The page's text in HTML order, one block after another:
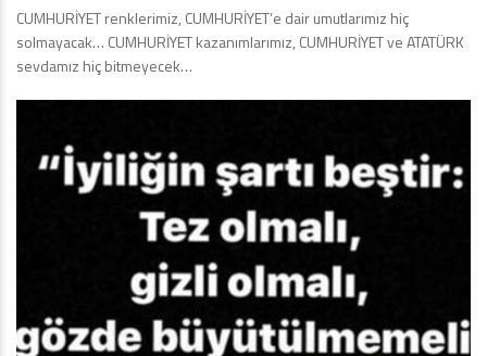
CUMHURİYET renklerimiz, CUMHURİYET’e dair umutlarımız hiç
solmayacak… CUMHURİYET kazanımlarımız, CUMHURİYET ve ATATÜRK
sevdamız hiç bitmeyecek…